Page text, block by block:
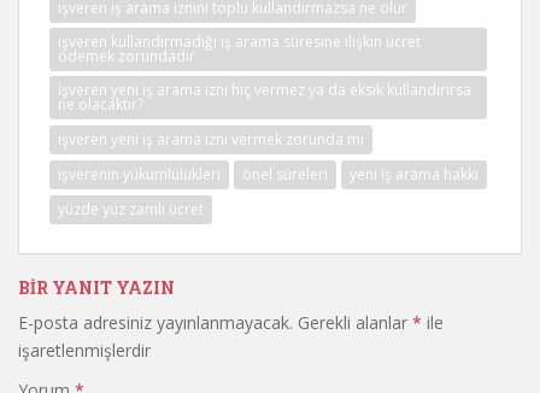
işveren iş arama iznini toplu kullandırmazsa ne olur
işveren kullandırmadığı iş arama süresine ilişkin ücret
ödemek zorundadır
İşveren yeni iş arama izni hiç vermez ya da eksik kullandırırsa
ne olacaktır?
işveren yeni iş arama izni vermek zorunda mı
işverenin yükümlülükleri
önel süreleri
yeni iş arama hakkı
yüzde yüz zamlı ücret
BIR YANIT YAZIN
E-posta adresiniz yayınlanmayacak. Gerekli alanlar * ile
işaretlenmişlerdir